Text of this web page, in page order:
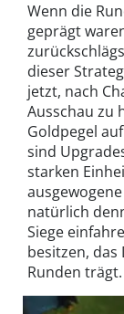
Wenn die
geprägt
dieser
jetzt, nach
Ausschau zu
Goldpegel
sind
starken
natürlich
Siege
besitzen,
Runden trägt.